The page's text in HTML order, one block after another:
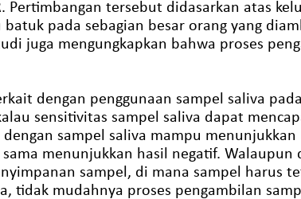
Pertimbangan tersebut didasarkan atas
pada sebagian besar orang yang
juga mengungkapkan bahwa proses
dengan penggunaan sampel saliva
sensitivitas sampel saliva dapat
dengan sampel saliva mampu
menunjukkan hasil negatif.
sampel, di mana sampel harus
tidak mudahnya proses pengambilan